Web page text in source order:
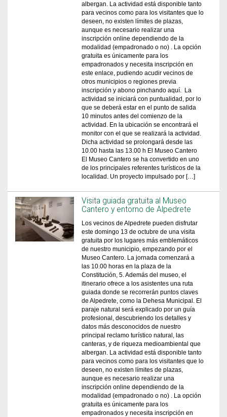
albergan. La actividad está disponible tanto
para vecinos como para los visitantes que lo
deseen, no existen límites de plazas,
aunque es necesario realizar una
inscripción online dependiendo de la
modalidad (empadronado o no) . La opción
gratuita es únicamente para los
empadronados y necesita inscripción en
este enlace, pudiendo acudir vecinos de
otros municipios o regiones previa
inscripción y abono pinchando aquí. La
actividad se iniciará con puntualidad, por lo
que se deberá estar en el punto de salida
10 minutos antes del comienzo de la
actividad. En la ubicación se encontrará el
monitor con el que se realizará la actividad.
Dicha actividad se prolongará desde las
10.00 hasta las 13.00 h El Museo Cantero
El Museo Cantero se ha convertido en uno
de los principales referentes turísticos de la
localidad. Un proyecto impulsado por […]
Visita guiada gratuita al Museo
Cantero y entorno de Alpedrete
Los vecinos de Alpedrete pueden disfrutar
este domingo 13 de octubre de una visita
gratuita por los lugares más emblemáticos
de nuestro municipio, empezando por el
Museo Cantero. La jornada comenzará a
las 10.00 horas en la plaza de la
Constitución, 5. Además del museo, el
itinerario ofrece a los asistentes una ruta
guiada donde se recorrerán puntos claves
de Alpedrete, como la Dehesa Municipal. El
paraje natural será explicado por un guía
profesional, descubriendo los detalles y
datos más desconocidos de nuestro
principal reclamo turístico natural, las
canteras, y de riqueza medioambiental que
albergan. La actividad está disponible tanto
para vecinos como para los visitantes que lo
deseen, no existen límites de plazas,
aunque es necesario realizar una
inscripción online dependiendo de la
modalidad (empadronado o no) . La opción
gratuita es únicamente para los
empadronados y necesita inscripción en